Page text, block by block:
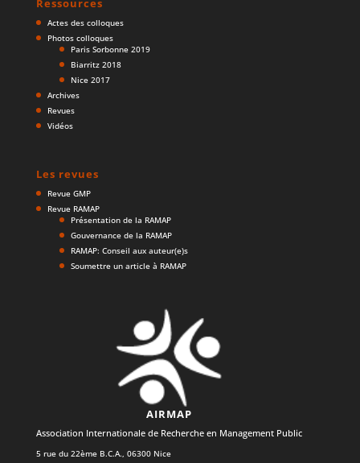
Ressources
Actes des colloques
Photos colloques
Paris Sorbonne 2019
Biarritz 2018
Nice 2017
Archives
Revues
Vidéos
Les revues
Revue GMP
Revue RAMAP
Présentation de la RAMAP
Gouvernance de la RAMAP
RAMAP: Conseil aux auteur(e)s
Soumettre un article à RAMAP
AIRMAP
Association Internationale de Recherche en Management Public
5 rue du 22ème B.C.A., 06300 Nice